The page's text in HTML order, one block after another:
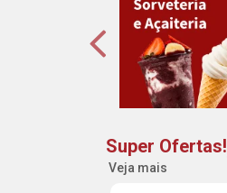
Super Ofertas!
Veja mais